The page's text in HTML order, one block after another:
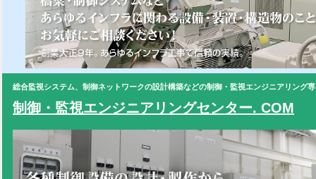
総合監視システム、制御ネットワークの設計構築などの制御・監視エンジニアリング
制御・監視エンジニアリングセンター. COM